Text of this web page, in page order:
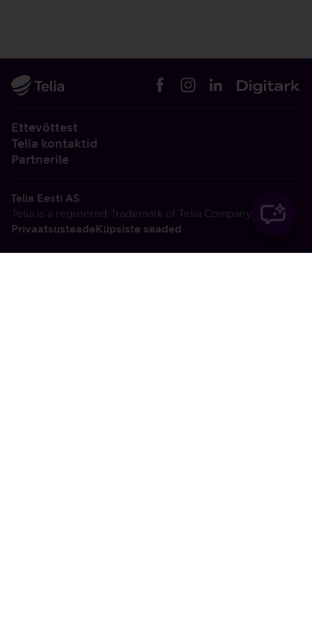
Ettevõttest
Telia kontaktid
Partnerile
Telia Eesti AS
Telia is a registered Trademark of Telia Company AB
PrivaatsusteadeKüpsiste seaded